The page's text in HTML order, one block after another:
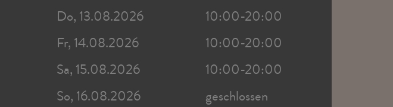
Do, 13.08.2026
10:00-20:00
Fr, 14.08.2026
10:00-20:00
Sa, 15.08.2026
10:00-20:00
So, 16.08.2026
geschlossen